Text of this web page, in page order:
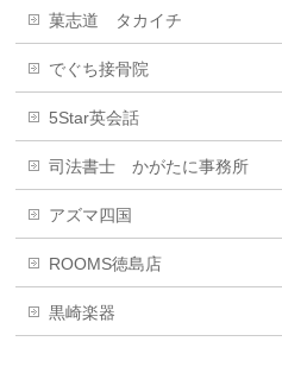
菓志道 タカイチ
でぐち接骨院
5Star英会話
司法書士 かがたに事務所
アズマ四国
ROOMS徳島店
黒崎楽器